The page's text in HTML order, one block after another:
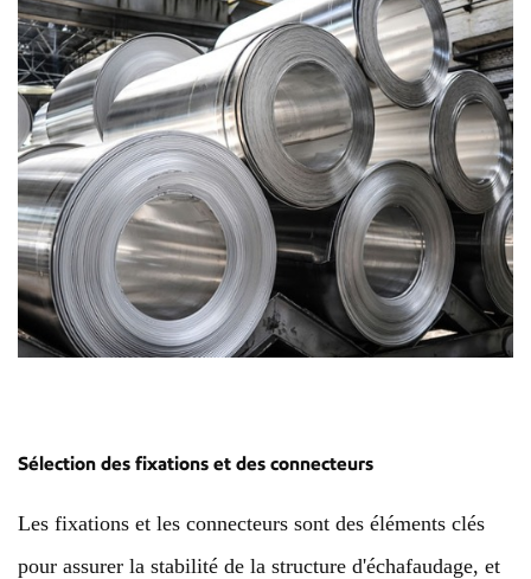
Sélection des fixations et des connecteurs
Les fixations et les connecteurs sont des éléments clés
pour assurer la stabilité de la structure d'échafaudage, et